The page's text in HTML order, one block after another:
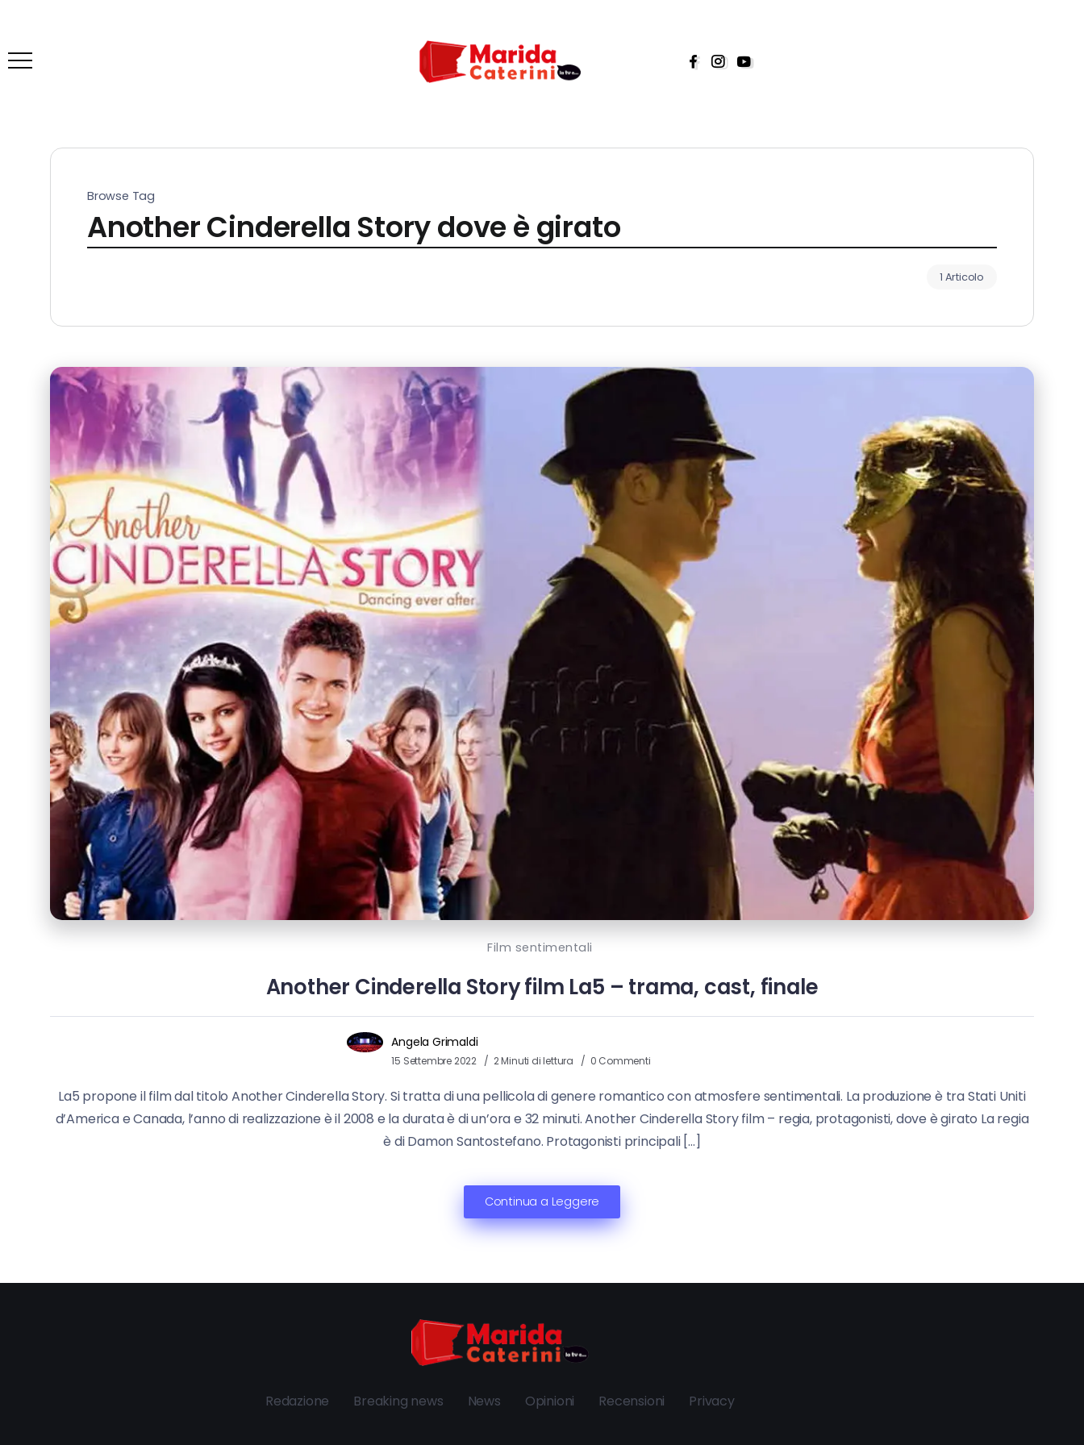
Browse Tag
Another Cinderella Story dove è girato
1 Articolo
Film sentimentali
Another Cinderella Story film La5 – trama, cast, finale
Angela Grimaldi
15 Settembre 2022 2 Minuti di lettura 0 Commenti
La5 propone il film dal titolo Another Cinderella Story. Si tratta di una pellicola di genere romantico con atmosfere sentimentali. La produzione è tra Stati Uniti
d’America e Canada, l’anno di realizzazione è il 2008 e la durata è di un’ora e 32 minuti. Another Cinderella Story film – regia, protagonisti, dove è girato La regia
è di Damon Santostefano. Protagonisti principali […]
Continua a Leggere
Redazione Breaking news News Opinioni Recensioni Privacy